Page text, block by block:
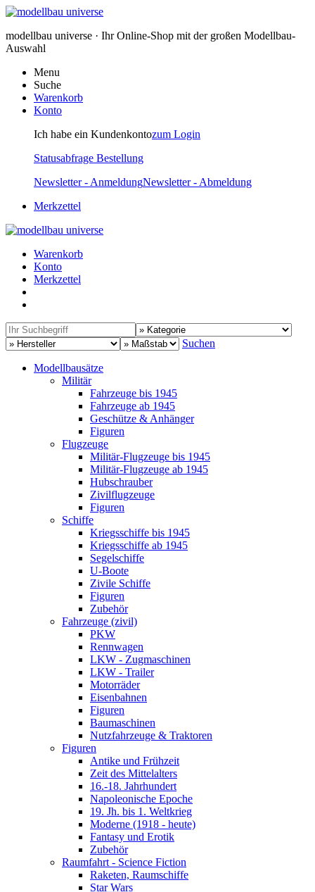
modellbau universe · Ihr Online-Shop mit der großen Modellbau-
Auswahl
Menu
Suche
Warenkorb
Konto
Ich habe ein Kundenkontozum Login
Statusabfrage Bestellung
Newsletter - AnmeldungNewsletter - Abmeldung
Merkzettel
Warenkorb
Konto
Merkzettel
Suchen
Modellbausätze
Militär
Fahrzeuge bis 1945
Fahrzeuge ab 1945
Geschütze & Anhänger
Figuren
Flugzeuge
Militär-Flugzeuge bis 1945
Militär-Flugzeuge ab 1945
Hubschrauber
Zivilflugzeuge
Figuren
Schiffe
Kriegsschiffe bis 1945
Kriegsschiffe ab 1945
Segelschiffe
U-Boote
Zivile Schiffe
Figuren
Zubehör
Fahrzeuge (zivil)
PKW
Rennwagen
LKW - Zugmaschinen
LKW - Trailer
Motorräder
Eisenbahnen
Figuren
Baumaschinen
Nutzfahrzeuge & Traktoren
Figuren
Antike und Frühzeit
Zeit des Mittelalters
16.-18. Jahrhundert
Napoleonische Epoche
19. Jh. bis 1. Weltkrieg
Moderne (1918 - heute)
Fantasy und Erotik
Zubehör
Raumfahrt - Science Fiction
Raketen, Raumschiffe
Star Wars